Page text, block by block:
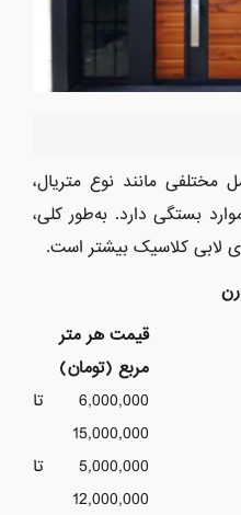
مانند نوع متریال،
بستگی دارد. به‌طور کلی،
لابی کلاسیک بیشتر است.
قیمت هر متر
مربع (تومان)
6,000,000 تا
15,000,000
5,000,000 تا
12,000,000